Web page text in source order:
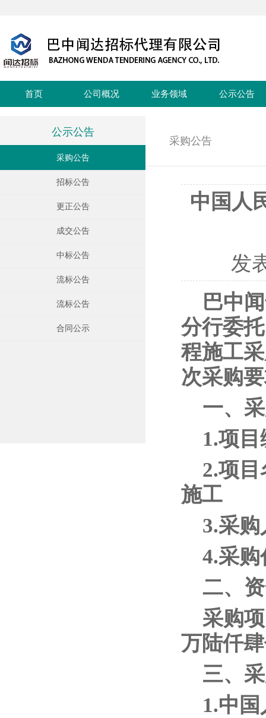
首页 公司概况 业务领域 公示公告
公示公告
采购公告
招标公告
更正公告
成交公告
中标公告
流标公告
流标公告
合同公示
采购公告
中国人
发
巴中
分行委
程施工
次采购
一、
1.项
2.项
施工
3.采
4.采
二、
采购
万陆仟
三、
1.中